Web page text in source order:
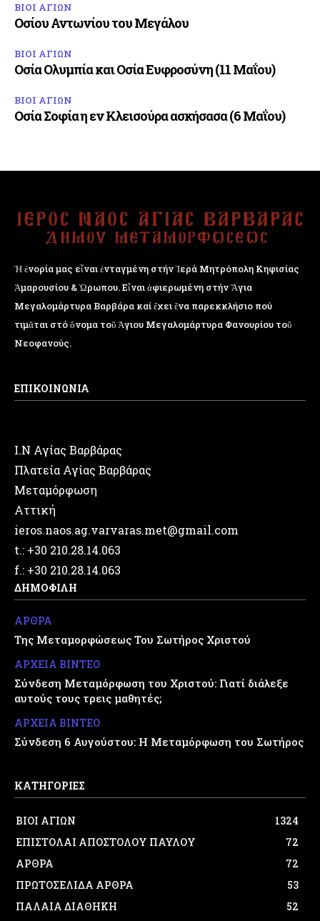
ΒΙΟΙ ΑΓΙΩΝ
Οσίου Αντωνίου του Μεγάλου
ΒΙΟΙ ΑΓΙΩΝ
Οσία Ολυμπία και Οσία Ευφροσύνη (11 Μαΐου)
ΒΙΟΙ ΑΓΙΩΝ
Οσία Σοφία η εν Κλεισούρα ασκήσασα (6 Μαΐου)
Ἡ ἐνορία μας εἶναι ἐνταγμένη στήν Ἱερά Μητρόπολη Κηφισίας
Ἁμαρουσίου & Ὠρωπου. Εἶναι ἀφιερωμένη στήν Ἅγια
Μεγαλομάρτυρα Βαρβάρα καί ἔχει ἕνα παρεκκλήσιο πού
τιμᾶται στό ὄνομα τοῦ Ἁγιου Μεγαλομάρτυρα Φανουρίου τοῦ
Νεοφανούς.
ΕΠΙΚΟΙΝΩΝΙΑ
Ι.Ν Αγίας Βαρβάρας
Πλατεία Αγίας Βαρβάρας
Μεταμόρφωση
Αττική
ieros.naos.ag.varvaras.met@gmail.com
t.: +30 210.28.14.063
f.: +30 210.28.14.063
ΔΗΜΟΦΙΛΗ
ΑΡΘΡΑ
Της Μεταμορφώσεως Του Σωτήρος Χριστού
ΑΡΧΕΙΑ ΒΙΝΤΕΟ
Σύνδεση Μεταμόρφωση του Χριστού: Γιατί διάλεξε
αυτούς τους τρεις μαθητές;
ΑΡΧΕΙΑ ΒΙΝΤΕΟ
Σύνδεση 6 Αυγούστου: Η Μεταμόρφωση του Σωτήρος
ΚΑΤΗΓΟΡΙΕΣ
ΒΙΟΙ ΑΓΙΩΝ
1324
ΕΠΙΣΤΟΛΑΙ ΑΠΟΣΤΟΛΟΥ ΠΑΥΛΟΥ
72
ΑΡΘΡΑ
72
ΠΡΩΤΟΣΕΛΙΔΑ ΑΡΘΡΑ
53
ΠΑΛΑΙΑ ΔΙΑΘΗΚΗ
52